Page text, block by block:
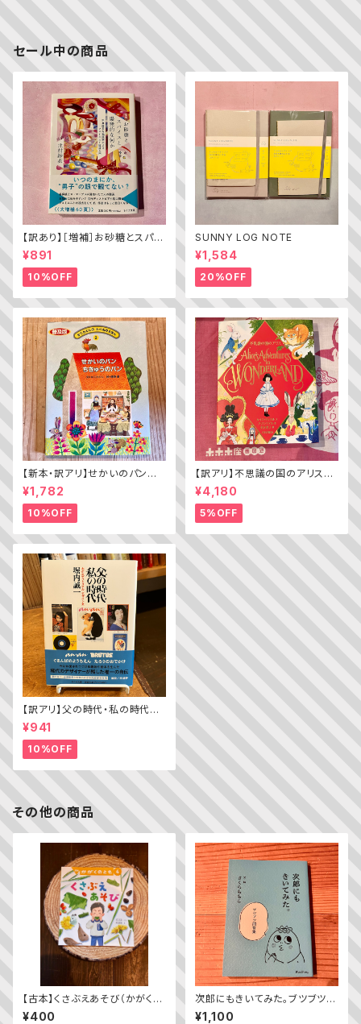
セール中の商品
【訳あり】［増補］お砂糖とスパイ
スと爆発的な何か ——不真面
目な批評家によるフェミニスト批
評入門
¥891
10%OFF
SUNNY LOG NOTE
¥1,584
20%OFF
【新本・訳アリ】せかいのパン
ちきゅうのパン（普及版 かこさ
¥1,782
10%OFF
【訳アリ】不思議の国のアリス（A
lice’s Adventures in WOND
ERLAND）
¥4,180
5%OFF
【訳アリ】父の時代・私の時代
─わがエディトリアル・デザイン
史
¥941
10%OFF
その他の商品
【古本】くさぶえあそび（かがくの
とも 2024年4月号）
¥400
次郎にもきいてみた。ブツブツ問
答集
¥1,100